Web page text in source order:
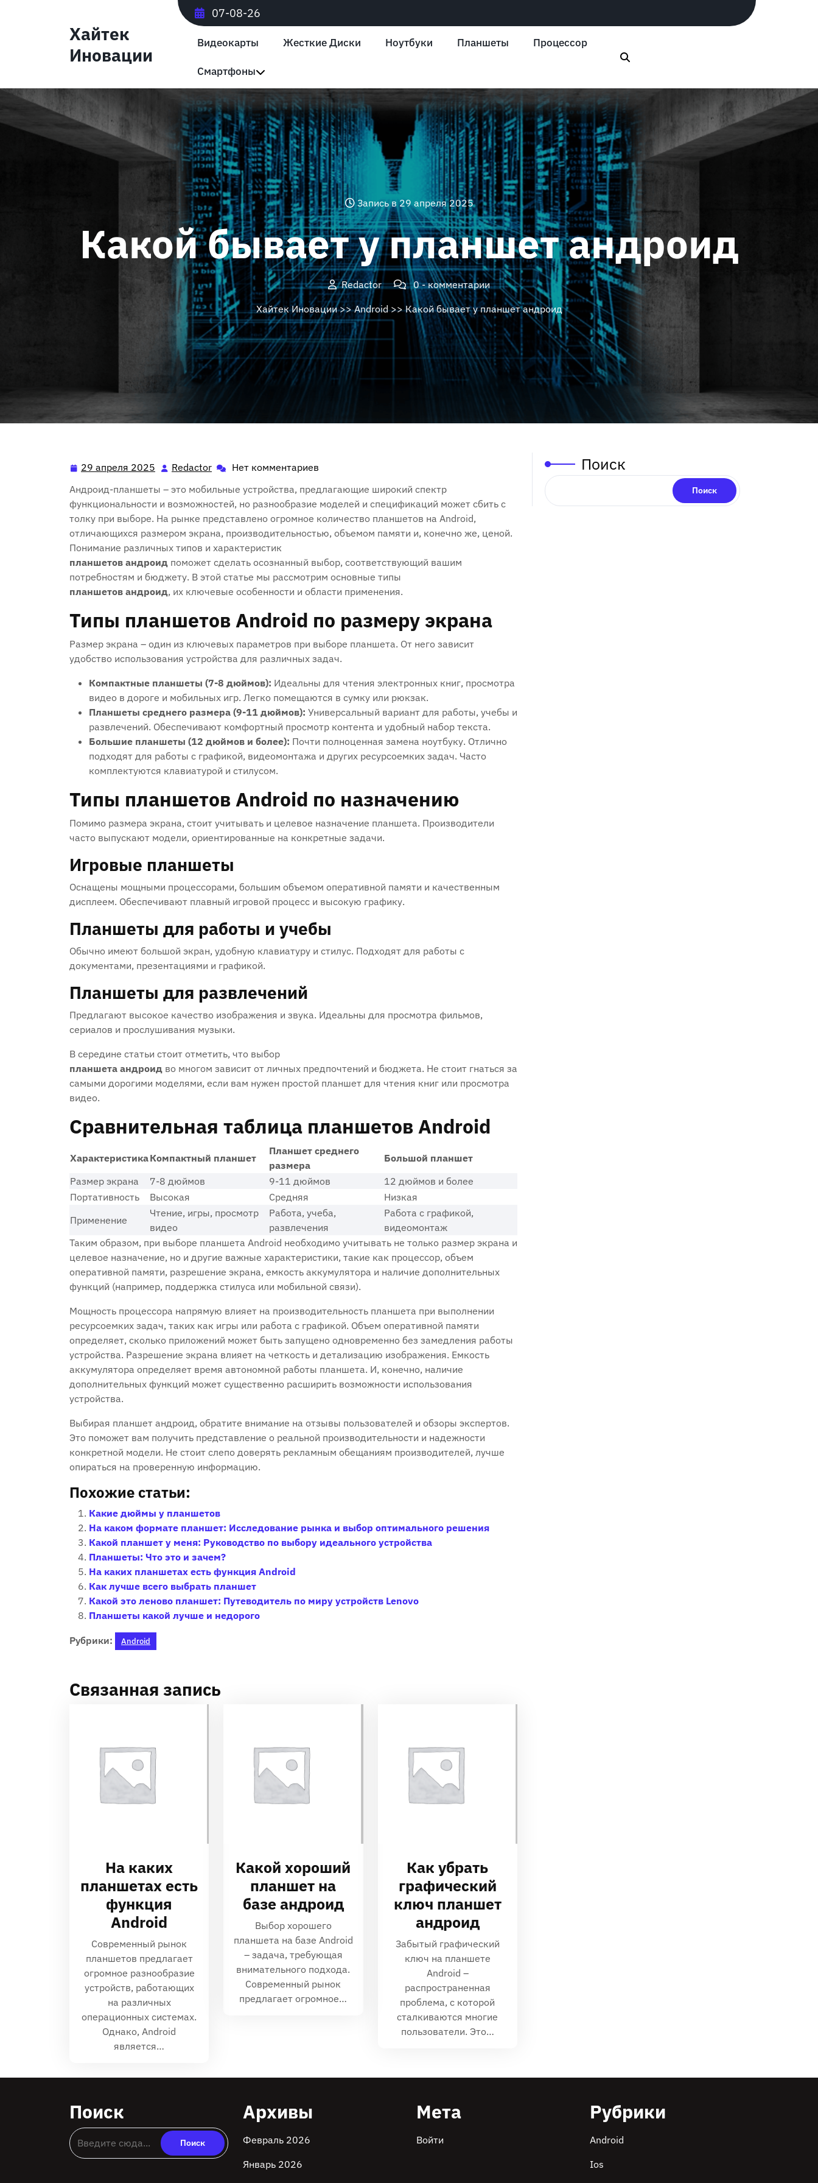
Хайтек
Иновации
07-08-26
Видеокарты Жесткие Диски Ноутбуки Планшеты Процессор
Смартфоны
Запись в 29 апреля 2025
Какой бывает у планшет андроид
Redactor
0 - комментарии
Хайтек Иновации>>Android>> Какой бывает у планшет андроид
29 апреля 2025 29 Redactor Redactor
Нет комментариев
Андроид-планшеты – это мобильные устройства, предлагающие широкий спектр
функциональности и возможностей, но разнообразие моделей и спецификаций может сбить с
толку при выборе. На рынке представлено огромное количество планшетов на Android,
отличающихся размером экрана, производительностью, объемом памяти и, конечно же, ценой.
Понимание различных типов и характеристик
планшетов андроид поможет сделать осознанный выбор, соответствующий вашим
потребностям и бюджету. В этой статье мы рассмотрим основные типы
планшетов андроид, их ключевые особенности и области применения.
Типы планшетов Android по размеру экрана
Размер экрана – один из ключевых параметров при выборе планшета. От него зависит
удобство использования устройства для различных задач.
Компактные планшеты (7-8 дюймов): Идеальны для чтения электронных книг, просмотра
видео в дороге и мобильных игр. Легко помещаются в сумку или рюкзак.
Планшеты среднего размера (9-11 дюймов): Универсальный вариант для работы, учебы и
развлечений. Обеспечивают комфортный просмотр контента и удобный набор текста.
Большие планшеты (12 дюймов и более): Почти полноценная замена ноутбуку. Отлично
подходят для работы с графикой, видеомонтажа и других ресурсоемких задач. Часто
комплектуются клавиатурой и стилусом.
Типы планшетов Android по назначению
Помимо размера экрана, стоит учитывать и целевое назначение планшета. Производители
часто выпускают модели, ориентированные на конкретные задачи.
Игровые планшеты
Оснащены мощными процессорами, большим объемом оперативной памяти и качественным
дисплеем. Обеспечивают плавный игровой процесс и высокую графику.
Планшеты для работы и учебы
Обычно имеют большой экран, удобную клавиатуру и стилус. Подходят для работы с
документами, презентациями и графикой.
Планшеты для развлечений
Предлагают высокое качество изображения и звука. Идеальны для просмотра фильмов,
сериалов и прослушивания музыки.
В середине статьи стоит отметить, что выбор
планшета андроид во многом зависит от личных предпочтений и бюджета. Не стоит гнаться за
самыми дорогими моделями, если вам нужен простой планшет для чтения книг или просмотра
видео.
Сравнительная таблица планшетов Android
ХарактеристикаКомпактный планшет
Планшет среднего
размера
Большой планшет
Размер экрана
7-8 дюймов 9-11 дюймов
12 дюймов и более
Портативность
Высокая Средняя
Низкая
Применение
Чтение, игры, просмотр
видео
Работа, учеба,
развлечения
Работа с графикой,
видеомонтаж
Таким образом, при выборе планшета Android необходимо учитывать не только размер экрана и
целевое назначение, но и другие важные характеристики, такие как процессор, объем
оперативной памяти, разрешение экрана, емкость аккумулятора и наличие дополнительных
функций (например, поддержка стилуса или мобильной связи).
Мощность процессора напрямую влияет на производительность планшета при выполнении
ресурсоемких задач, таких как игры или работа с графикой. Объем оперативной памяти
определяет, сколько приложений может быть запущено одновременно без замедления работы
устройства. Разрешение экрана влияет на четкость и детализацию изображения. Емкость
аккумулятора определяет время автономной работы планшета. И, конечно, наличие
дополнительных функций может существенно расширить возможности использования
устройства.
Выбирая планшет андроид, обратите внимание на отзывы пользователей и обзоры экспертов.
Это поможет вам получить представление о реальной производительности и надежности
конкретной модели. Не стоит слепо доверять рекламным обещаниям производителей, лучше
опираться на проверенную информацию.
Похожие статьи:
Какие дюймы у планшетов
На каком формате планшет: Исследование рынка и выбор оптимального решения
Какой планшет у меня: Руководство по выбору идеального устройства
Планшеты: Что это и зачем?
На каких планшетах есть функция Android
Как лучше всего выбрать планшет
Какой это леново планшет: Путеводитель по миру устройств Lenovo
Планшеты какой лучше и недорого
Рубрики: Android
Связанная запись
На каких
планшетах есть
функция
Android
Современный рынок
планшетов предлагает
огромное разнообразие
устройств, работающих
на различных
операционных системах.
Однако, Android
является…
Какой хороший
планшет на
базе андроид
Выбор хорошего
планшета на базе Android
– задача, требующая
внимательного подхода.
Современный рынок
предлагает огромное…
Как убрать
графический
ключ планшет
андроид
Забытый графический
ключ на планшете
Android –
распространенная
проблема, с которой
сталкиваются многие
пользователи. Это…
Поиск
Поиск
Поиск Архивы
Февраль 2026
Январь 2026
Мета
Войти
Рубрики
Android
Ios